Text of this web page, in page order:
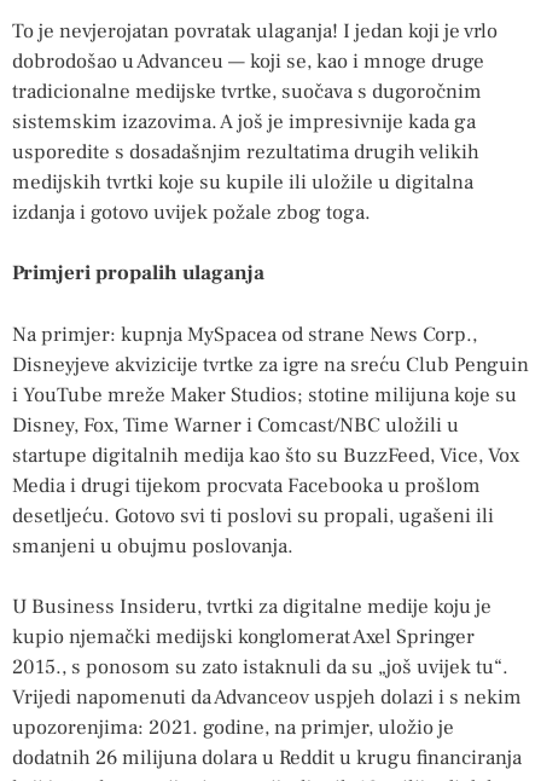
To je nevjerojatan povratak ulaganja! I jedan koji je vrlo
dobrodošao u Advanceu — koji se, kao i mnoge druge
tradicionalne medijske tvrtke, suočava s dugoročnim
sistemskim izazovima. A još je impresivnije kada ga
usporedite s dosadašnjim rezultatima drugih velikih
medijskih tvrtki koje su kupile ili uložile u digitalna
izdanja i gotovo uvijek požale zbog toga.
Primjeri propalih ulaganja
Na primjer: kupnja MySpacea od strane News Corp.,
Disneyjeve akvizicije tvrtke za igre na sreću Club Penguin
i YouTube mreže Maker Studios; stotine milijuna koje su
Disney, Fox, Time Warner i Comcast/NBC uložili u
startupe digitalnih medija kao što su BuzzFeed, Vice, Vox
Media i drugi tijekom procvata Facebooka u prošlom
desetljeću. Gotovo svi ti poslovi su propali, ugašeni ili
smanjeni u obujmu poslovanja.
U Business Insideru, tvrtki za digitalne medije koju je
kupio njemački medijski konglomerat Axel Springer
2015., s ponosom su zato istaknuli da su „još uvijek tu“.
Vrijedi napomenuti da Advanceov uspjeh dolazi i s nekim
upozorenjima: 2021. godine, na primjer, uložio je
dodatnih 26 milijuna dolara u Reddit u krugu financiranja